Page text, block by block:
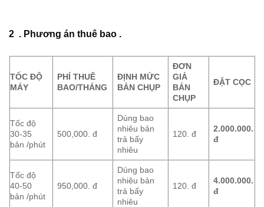
2 . Phương án thuê bao .
TỐC ĐỘ
MÁY
PHÍ THUÊ
BAO/THÁNG
ĐỊNH MỨC
BẢN CHỤP
ĐƠN
GIÁ
BẢN
CHỤP
ĐẶT CỌC
Tốc độ
30-35
bản /phút
500,000. đ
Dùng bao
nhiêu bản
trả bấy
nhiêu
120. đ
2.000.000.
đ
Tốc độ
40-50
bản /phút
950,000. đ
Dùng bao
nhiêu bản
trả bấy
nhiêu
120. đ
4.000.000.
đ